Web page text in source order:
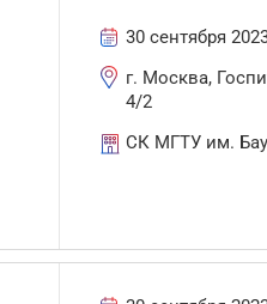
30 сентября
г. Москва,
4/2
СК МГТУ им.